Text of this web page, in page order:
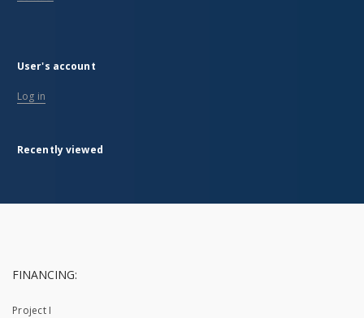
User's account
Log in
Recently viewed
FINANCING:
Project I